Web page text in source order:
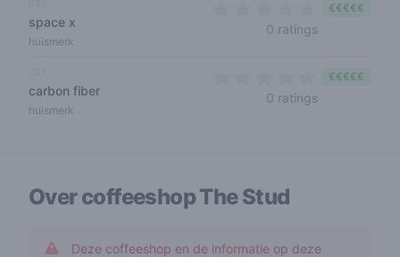
space x
huismerk
0 ratings
€€€€€
carbon fiber
huismerk
0 ratings
€€€€€
Over coffeeshopThe Stud
Deze coffeeshop en de informatie op deze